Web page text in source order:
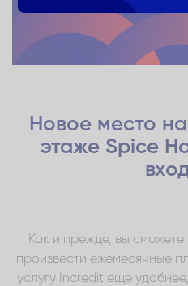
Новое место
этаже Spice
Как и прежде, вы сможете
произвести ежемесячные
услугу Incredit еще